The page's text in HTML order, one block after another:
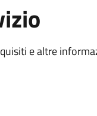
e altre